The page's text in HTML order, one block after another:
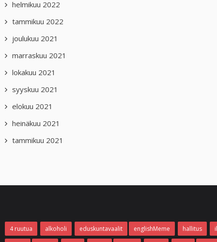
helmikuu 2022
tammikuu 2022
joulukuu 2021
marraskuu 2021
lokakuu 2021
syyskuu 2021
elokuu 2021
heinäkuu 2021
tammikuu 2021
4 ruutua alkoholi eduskuntavaalit englishMeme hallitus